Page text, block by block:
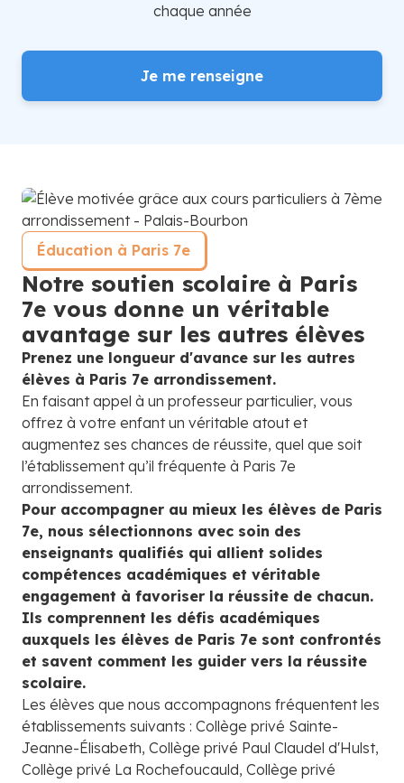
chaque année
Je me renseigne
Éducation à Paris 7e
Notre soutien scolaire à Paris
7e vous donne un véritable
avantage sur les autres élèves
Prenez une longueur d'avance sur les autres
élèves à Paris 7e arrondissement.
En faisant appel à un professeur particulier, vous
offrez à votre enfant un véritable atout et
augmentez ses chances de réussite, quel que soit
l’établissement qu’il fréquente à Paris 7e
arrondissement.
Pour accompagner au mieux les élèves de Paris
7e, nous sélectionnons avec soin des
enseignants qualifiés qui allient solides
compétences académiques et véritable
engagement à favoriser la réussite de chacun.
Ils comprennent les défis académiques
auxquels les élèves de Paris 7e sont confrontés
et savent comment les guider vers la réussite
scolaire.
Les élèves que nous accompagnons fréquentent les
établissements suivants : Collège privé Sainte-
Jeanne-Élisabeth, Collège privé Paul Claudel d'Hulst,
Collège privé La Rochefoucauld, Collège privé